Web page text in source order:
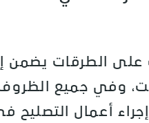
على الطرقات يضمن
وفي جميع
أعمال التصليح